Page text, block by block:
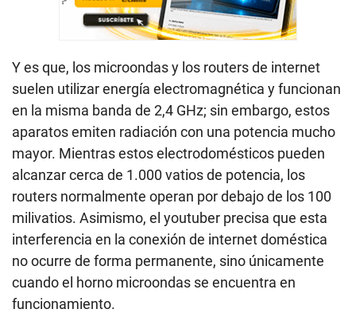
Y es que, los microondas y los routers de internet
suelen utilizar energía electromagnética y funcionan
en la misma banda de 2,4 GHz; sin embargo, estos
aparatos emiten radiación con una potencia mucho
mayor. Mientras estos electrodomésticos pueden
alcanzar cerca de 1.000 vatios de potencia, los
routers normalmente operan por debajo de los 100
milivatios. Asimismo, el youtuber precisa que esta
interferencia en la conexión de internet doméstica
no ocurre de forma permanente, sino únicamente
cuando el horno microondas se encuentra en
funcionamiento.